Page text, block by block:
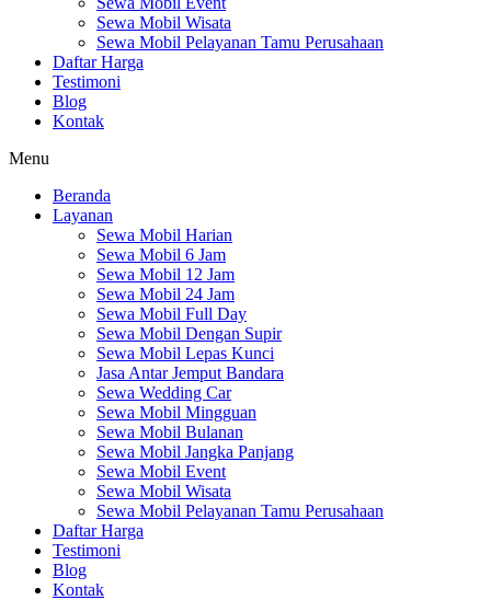
Sewa Mobil Wisata
Sewa Mobil Pelayanan Tamu Perusahaan
Daftar Harga
Testimoni
Blog
Kontak
Menu
Beranda
Layanan
Sewa Mobil Harian
Sewa Mobil 6 Jam
Sewa Mobil 12 Jam
Sewa Mobil 24 Jam
Sewa Mobil Full Day
Sewa Mobil Dengan Supir
Sewa Mobil Lepas Kunci
Jasa Antar Jemput Bandara
Sewa Wedding Car
Sewa Mobil Mingguan
Sewa Mobil Bulanan
Sewa Mobil Jangka Panjang
Sewa Mobil Event
Sewa Mobil Wisata
Sewa Mobil Pelayanan Tamu Perusahaan
Daftar Harga
Testimoni
Blog
Kontak